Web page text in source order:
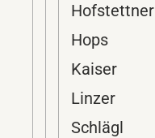
Hofstettner
Hops
Kaiser
Linzer
Schlägl